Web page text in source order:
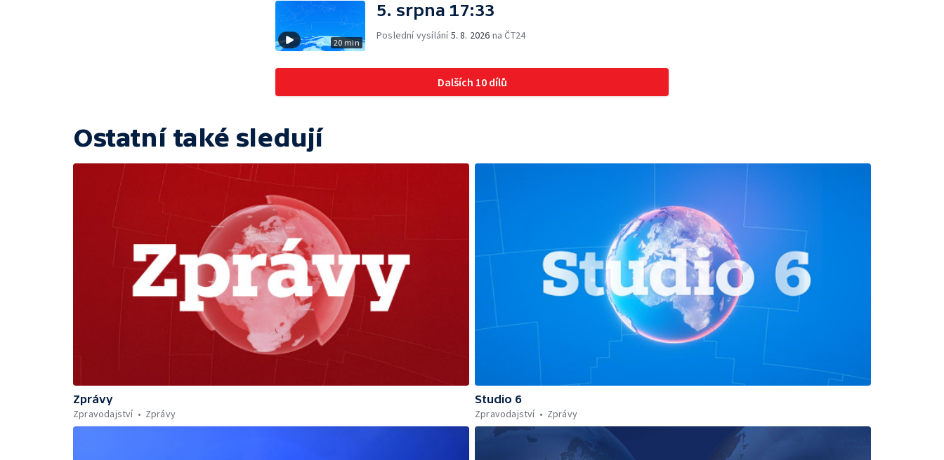
20 min
5. srpna 17:33
Poslední vysílání5. 8. 2026 na ČT24
Dalších 10 dílů
Ostatní také sledují
Zprávy
Zpravodajství
Zprávy
Studio 6
Zpravodajství
Zprávy